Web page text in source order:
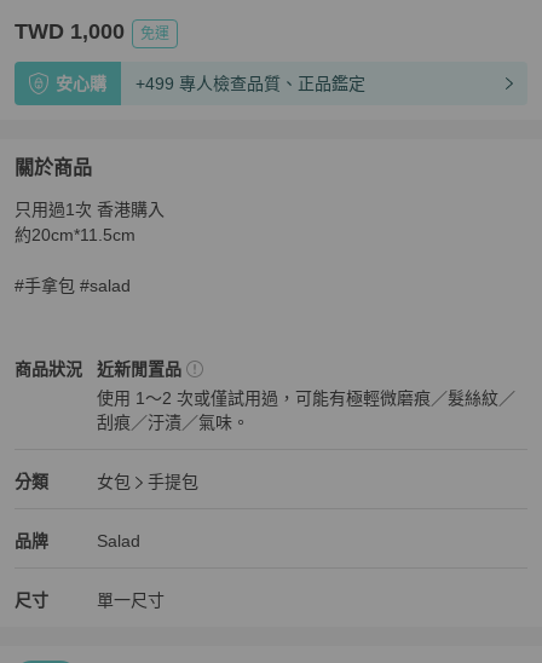
TWD 1,000 免運
安心購 +499 專人檢查品質、正品鑑定
關於商品
關於Salad 復古真皮手拿包/護照包
只用過1次 香港購入
約20cm*11.5cm
#手拿包 #salad
商品狀況
Salad女包 商品狀態與細節
近新閒置品
使用 1～2 次或僅試用過，可能有極輕微磨痕／髮絲紋／
刮痕／汙漬／氣味。
分類
Salad 分類資訊
女包
手提包
品牌
Salad 女包品牌介紹
Salad
Salad 推薦清單
尺寸 單一尺寸